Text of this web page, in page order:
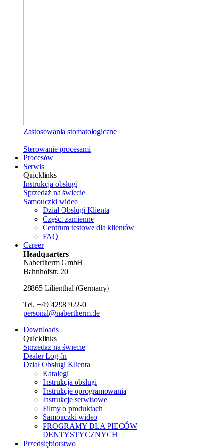
Zastosowania stomatologiczne
Sterowanie procesami
Procesów
Serwis
Quicklinks
Instrukcja obsługi
Sprzedaż na świecie
Samouczki wideo
Dział Obsługi Klienta
Części zamienne
Centrum testowe dla klientów
FAQ
Career
Headquarters
Nabertherm GmbH
Bahnhofstr. 20
28865 Lilienthal (Germany)
Tel. +49 4298 922-0
personal@nabertherm.de
Downloads
Quicklinks
Sprzedaż na świecie
Dealer Log-In
Dział Obsługi Klienta
Katalogi
Instrukcja obsługi
Instrukcje oprogramowania
Instrukcje serwisowe
Filmy o produktach
Samouczki wideo
PROGRAMY DLA PIECÓW
DENTYSTYCZNYCH
Przedsiębiorstwo